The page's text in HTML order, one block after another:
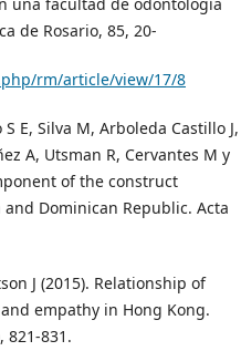
una facultad de odontología
de Rosario, 85, 20-
rm/article/view/17/8
E, Silva M, Arboleda Castillo J,
A, Utsman R, Cervantes M y
of the construct
Dominican Republic. Acta
J (2015). Relationship of
empathy in Hong Kong.
821-831.